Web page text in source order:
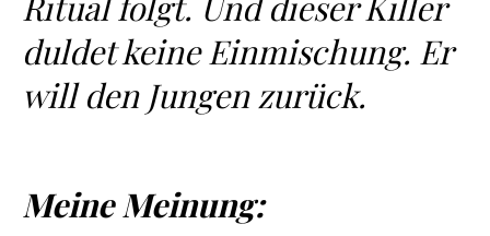
duldet keine Einmischung. Er
will den Jungen zurück.
Meine Meinung: